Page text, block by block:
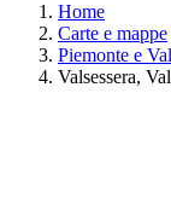
Home
Carte e mappe
Piemonte e
Valsessera,